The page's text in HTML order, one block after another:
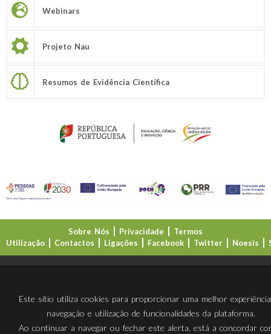
Webinars
Projeto Nau
Resumos de Evidência Científica
Sobre Nós Privacidade
Termos
Utilização
Contactos Ligações Facebook Twitter Noesis
Este sítio utiliza cookies para proporcionar uma melhor
navegação e utilização de funcionalidades da plataforma.
Ao continuar a navegar ou fechar este alerta, está a concordar